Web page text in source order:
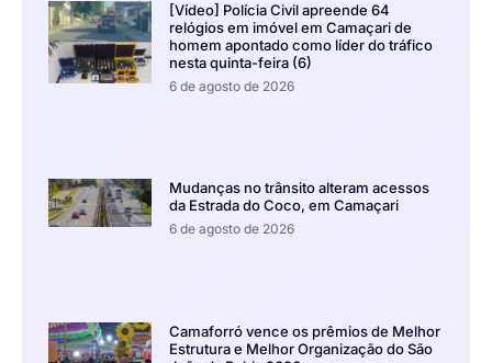
[Vídeo] Polícia Civil apreende 64
relógios em imóvel em Camaçari de
homem apontado como líder do tráfico
nesta quinta-feira (6)
6 de agosto de 2026
Mudanças no trânsito alteram acessos
da Estrada do Coco, em Camaçari
6 de agosto de 2026
Camaforró vence os prêmios de Melhor
Estrutura e Melhor Organização do São